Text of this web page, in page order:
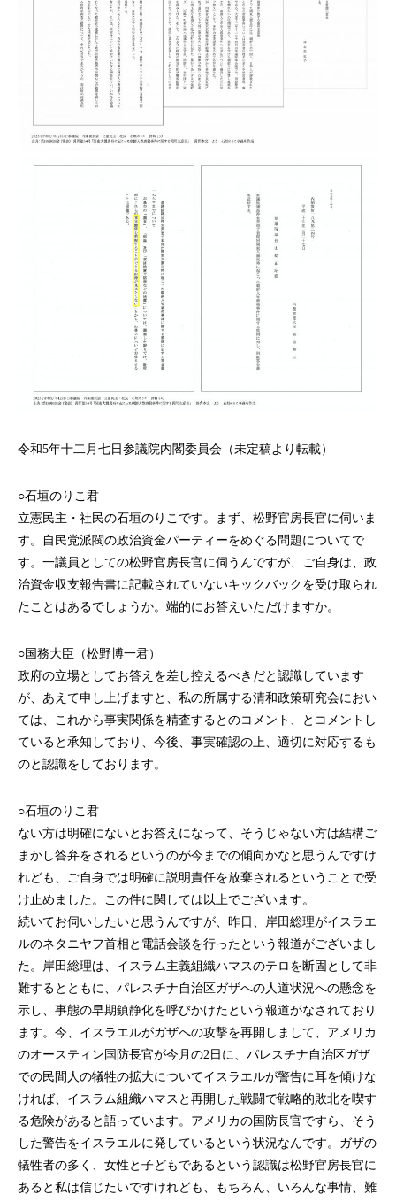
令和5年十二月七日参議院内閣委員会（未定稿より転載）
○石垣のりこ君
立憲民主・社民の石垣のりこです。まず、松野官房長官に伺いま
す。自民党派閥の政治資金パーティーをめぐる問題についてで
す。一議員としての松野官房長官に伺うんですが、ご自身は、政
治資金収支報告書に記載されていないキックバックを受け取られ
たことはあるでしょうか。端的にお答えいただけますか。
○国務大臣（松野博一君）
政府の立場としてお答えを差し控えるべきだと認識しています
が、あえて申し上げますと、私の所属する清和政策研究会におい
ては、これから事実関係を精査するとのコメント、とコメントし
ていると承知しており、今後、事実確認の上、適切に対応するも
のと認識をしております。
○石垣のりこ君
ない方は明確にないとお答えになって、そうじゃない方は結構ご
まかし答弁をされるというのが今までの傾向かなと思うんですけ
れども、ご自身では明確に説明責任を放棄されるということで受
け止めました。この件に関しては以上でございます。
続いてお伺いしたいと思うんですが、昨日、岸田総理がイスラエ
ルのネタニヤフ首相と電話会談を行ったという報道がございまし
た。岸田総理は、イスラム主義組織ハマスのテロを断固として非
難するとともに、パレスチナ自治区ガザへの人道状況への懸念を
示し、事態の早期鎮静化を呼びかけたという報道がなされており
ます。今、イスラエルがガザへの攻撃を再開しまして、アメリカ
のオースティン国防長官が今月の2日に、パレスチナ自治区ガザ
での民間人の犠牲の拡大についてイスラエルが警告に耳を傾けな
ければ、イスラム組織ハマスと再開した戦闘で戦略的敗北を喫す
る危険があると語っています。アメリカの国防長官ですら、そう
した警告をイスラエルに発しているという状況なんです。ガザの
犠牲者の多く、女性と子どもであるという認識は松野官房長官に
あると私は信じたいですけれども、もちろん、いろんな事情、難